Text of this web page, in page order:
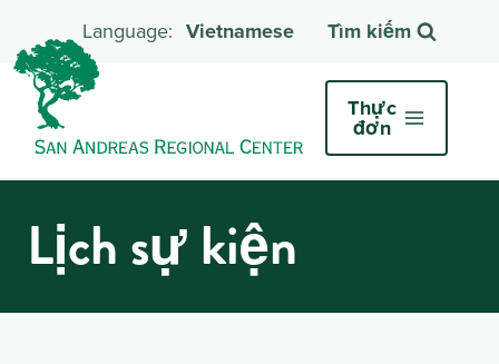
Vietnamese Tìm kiếm
Thực
đơn
Lịch sự kiện